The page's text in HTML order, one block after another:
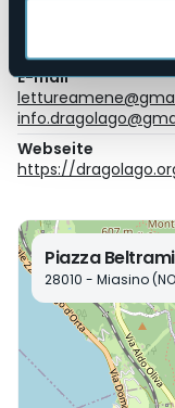
E-mail
Webseite
https://
Piazza
28010 - Miasino